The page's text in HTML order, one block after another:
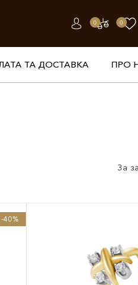
0 0
ТА ДОСТАВКА ПРО
За
40%